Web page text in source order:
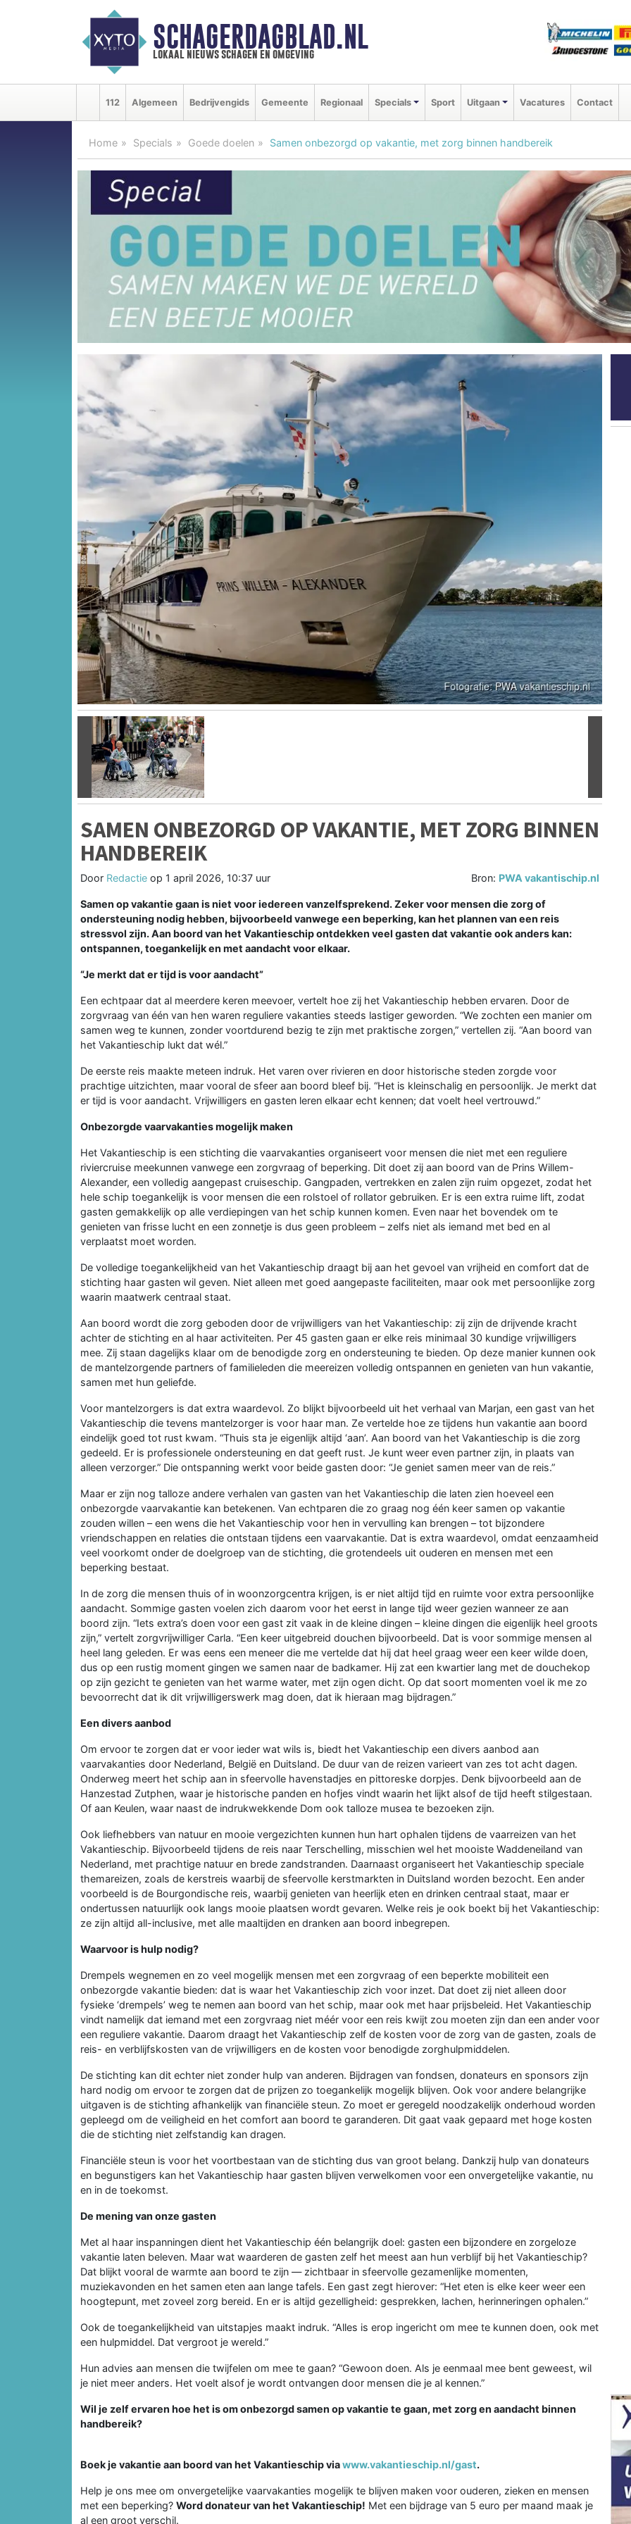
SCHAGERDAGBLAD.NL
lokaal nieuws schagen en omgeving
112 Algemeen Bedrijvengids Gemeente Regionaal Specials Sport Uitgaan Vacatures Contact
Home Specials Goede doelen Samen onbezorgd op vakantie, met zorg binnen handbereik
Vorige
SAMEN ONBEZORGD OP VAKANTIE, MET ZORG BINNEN
HANDBEREIK
Door Redactie op 1 april 2026, 10:37 uur Bron: PWA vakantischip.nl
Samen op vakantie gaan is niet voor iedereen vanzelfsprekend. Zeker voor mensen die zorg of
ondersteuning nodig hebben, bijvoorbeeld vanwege een beperking, kan het plannen van een reis
stressvol zijn. Aan boord van het Vakantieschip ontdekken veel gasten dat vakantie ook anders kan:
ontspannen, toegankelijk en met aandacht voor elkaar.
“Je merkt dat er tijd is voor aandacht”
Een echtpaar dat al meerdere keren meevoer, vertelt hoe zij het Vakantieschip hebben ervaren. Door de
zorgvraag van één van hen waren reguliere vakanties steeds lastiger geworden. “We zochten een manier om
samen weg te kunnen, zonder voortdurend bezig te zijn met praktische zorgen,” vertellen zij. “Aan boord van
het Vakantieschip lukt dat wél.”
De eerste reis maakte meteen indruk. Het varen over rivieren en door historische steden zorgde voor
prachtige uitzichten, maar vooral de sfeer aan boord bleef bij. “Het is kleinschalig en persoonlijk. Je merkt dat
er tijd is voor aandacht. Vrijwilligers en gasten leren elkaar echt kennen; dat voelt heel vertrouwd.”
Onbezorgde vaarvakanties mogelijk maken
Het Vakantieschip is een stichting die vaarvakanties organiseert voor mensen die niet met een reguliere
riviercruise meekunnen vanwege een zorgvraag of beperking. Dit doet zij aan boord van de Prins Willem-
Alexander, een volledig aangepast cruiseschip. Gangpaden, vertrekken en zalen zijn ruim opgezet, zodat het
hele schip toegankelijk is voor mensen die een rolstoel of rollator gebruiken. Er is een extra ruime lift, zodat
gasten gemakkelijk op alle verdiepingen van het schip kunnen komen. Even naar het bovendek om te
genieten van frisse lucht en een zonnetje is dus geen probleem – zelfs niet als iemand met bed en al
verplaatst moet worden.
De volledige toegankelijkheid van het Vakantieschip draagt bij aan het gevoel van vrijheid en comfort dat de
stichting haar gasten wil geven. Niet alleen met goed aangepaste faciliteiten, maar ook met persoonlijke zorg
waarin maatwerk centraal staat.
Aan boord wordt die zorg geboden door de vrijwilligers van het Vakantieschip: zij zijn de drijvende kracht
achter de stichting en al haar activiteiten. Per 45 gasten gaan er elke reis minimaal 30 kundige vrijwilligers
mee. Zij staan dagelijks klaar om de benodigde zorg en ondersteuning te bieden. Op deze manier kunnen ook
de mantelzorgende partners of familieleden die meereizen volledig ontspannen en genieten van hun vakantie,
samen met hun geliefde.
Voor mantelzorgers is dat extra waardevol. Zo blijkt bijvoorbeeld uit het verhaal van Marjan, een gast van het
Vakantieschip die tevens mantelzorger is voor haar man. Ze vertelde hoe ze tijdens hun vakantie aan boord
eindelijk goed tot rust kwam. “Thuis sta je eigenlijk altijd ‘aan’. Aan boord van het Vakantieschip is die zorg
gedeeld. Er is professionele ondersteuning en dat geeft rust. Je kunt weer even partner zijn, in plaats van
alleen verzorger.” Die ontspanning werkt voor beide gasten door: “Je geniet samen meer van de reis.”
Maar er zijn nog talloze andere verhalen van gasten van het Vakantieschip die laten zien hoeveel een
onbezorgde vaarvakantie kan betekenen. Van echtparen die zo graag nog één keer samen op vakantie
zouden willen – een wens die het Vakantieschip voor hen in vervulling kan brengen – tot bijzondere
vriendschappen en relaties die ontstaan tijdens een vaarvakantie. Dat is extra waardevol, omdat eenzaamheid
veel voorkomt onder de doelgroep van de stichting, die grotendeels uit ouderen en mensen met een
beperking bestaat.
In de zorg die mensen thuis of in woonzorgcentra krijgen, is er niet altijd tijd en ruimte voor extra persoonlijke
aandacht. Sommige gasten voelen zich daarom voor het eerst in lange tijd weer gezien wanneer ze aan
boord zijn. “Iets extra’s doen voor een gast zit vaak in de kleine dingen – kleine dingen die eigenlijk heel groots
zijn,” vertelt zorgvrijwilliger Carla. “Een keer uitgebreid douchen bijvoorbeeld. Dat is voor sommige mensen al
heel lang geleden. Er was eens een meneer die me vertelde dat hij dat heel graag weer een keer wilde doen,
dus op een rustig moment gingen we samen naar de badkamer. Hij zat een kwartier lang met de douchekop
op zijn gezicht te genieten van het warme water, met zijn ogen dicht. Op dat soort momenten voel ik me zo
bevoorrecht dat ik dit vrijwilligerswerk mag doen, dat ik hieraan mag bijdragen.”
Een divers aanbod
Om ervoor te zorgen dat er voor ieder wat wils is, biedt het Vakantieschip een divers aanbod aan
vaarvakanties door Nederland, België en Duitsland. De duur van de reizen varieert van zes tot acht dagen.
Onderweg meert het schip aan in sfeervolle havenstadjes en pittoreske dorpjes. Denk bijvoorbeeld aan de
Hanzestad Zutphen, waar je historische panden en hofjes vindt waarin het lijkt alsof de tijd heeft stilgestaan.
Of aan Keulen, waar naast de indrukwekkende Dom ook talloze musea te bezoeken zijn.
Ook liefhebbers van natuur en mooie vergezichten kunnen hun hart ophalen tijdens de vaarreizen van het
Vakantieschip. Bijvoorbeeld tijdens de reis naar Terschelling, misschien wel het mooiste Waddeneiland van
Nederland, met prachtige natuur en brede zandstranden. Daarnaast organiseert het Vakantieschip speciale
themareizen, zoals de kerstreis waarbij de sfeervolle kerstmarkten in Duitsland worden bezocht. Een ander
voorbeeld is de Bourgondische reis, waarbij genieten van heerlijk eten en drinken centraal staat, maar er
ondertussen natuurlijk ook langs mooie plaatsen wordt gevaren. Welke reis je ook boekt bij het Vakantieschip:
ze zijn altijd all-inclusive, met alle maaltijden en dranken aan boord inbegrepen.
Waarvoor is hulp nodig?
Drempels wegnemen en zo veel mogelijk mensen met een zorgvraag of een beperkte mobiliteit een
onbezorgde vakantie bieden: dat is waar het Vakantieschip zich voor inzet. Dat doet zij niet alleen door
fysieke ‘drempels’ weg te nemen aan boord van het schip, maar ook met haar prijsbeleid. Het Vakantieschip
vindt namelijk dat iemand met een zorgvraag niet méér voor een reis kwijt zou moeten zijn dan een ander voor
een reguliere vakantie. Daarom draagt het Vakantieschip zelf de kosten voor de zorg van de gasten, zoals de
reis- en verblijfskosten van de vrijwilligers en de kosten voor benodigde zorghulpmiddelen.
De stichting kan dit echter niet zonder hulp van anderen. Bijdragen van fondsen, donateurs en sponsors zijn
hard nodig om ervoor te zorgen dat de prijzen zo toegankelijk mogelijk blijven. Ook voor andere belangrijke
uitgaven is de stichting afhankelijk van financiële steun. Zo moet er geregeld noodzakelijk onderhoud worden
gepleegd om de veiligheid en het comfort aan boord te garanderen. Dit gaat vaak gepaard met hoge kosten
die de stichting niet zelfstandig kan dragen.
Financiële steun is voor het voortbestaan van de stichting dus van groot belang. Dankzij hulp van donateurs
en begunstigers kan het Vakantieschip haar gasten blijven verwelkomen voor een onvergetelijke vakantie, nu
en in de toekomst.
De mening van onze gasten
Met al haar inspanningen dient het Vakantieschip één belangrijk doel: gasten een bijzondere en zorgeloze
vakantie laten beleven. Maar wat waarderen de gasten zelf het meest aan hun verblijf bij het Vakantieschip?
Dat blijkt vooral de warmte aan boord te zijn — zichtbaar in sfeervolle gezamenlijke momenten,
muziekavonden en het samen eten aan lange tafels. Een gast zegt hierover: “Het eten is elke keer weer een
hoogtepunt, met zoveel zorg bereid. En er is altijd gezelligheid: gesprekken, lachen, herinneringen ophalen.”
Ook de toegankelijkheid van uitstapjes maakt indruk. “Alles is erop ingericht om mee te kunnen doen, ook met
een hulpmiddel. Dat vergroot je wereld.”
Hun advies aan mensen die twijfelen om mee te gaan? “Gewoon doen. Als je eenmaal mee bent geweest, wil
je niet meer anders. Het voelt alsof je wordt ontvangen door mensen die je al kennen.”
Wil je zelf ervaren hoe het is om onbezorgd samen op vakantie te gaan, met zorg en aandacht binnen
handbereik?
Boek je vakantie aan boord van het Vakantieschip viawww.vakantieschip.nl/gast.
Help je ons mee om onvergetelijke vaarvakanties mogelijk te blijven maken voor ouderen, zieken en mensen
met een beperking? Word donateur van het Vakantieschip! Met een bijdrage van 5 euro per maand maak je
al een groot verschil.